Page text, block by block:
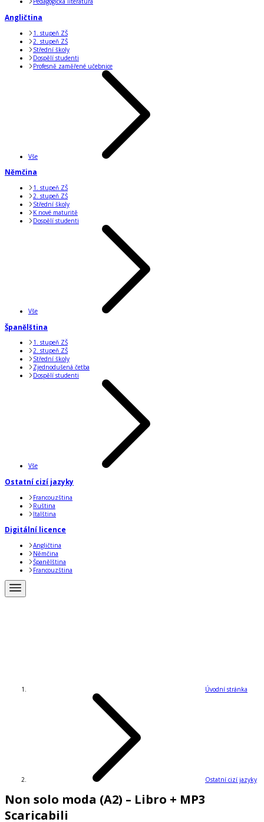
Angličtina
1. stupeň ZŠ
2. stupeň ZŠ
Střední školy
Dospělí studenti
Profesně zaměřené učebnice
Vše
Němčina
1. stupeň ZŠ
2. stupeň ZŠ
Střední školy
K nové maturitě
Dospělí studenti
Vše
Španělština
1. stupeň ZŠ
2. stupeň ZŠ
Střední školy
Zjednodušená četba
Dospělí studenti
Vše
Ostatní cizí jazyky
Francouzština
Ruština
Italština
Digitální licence
Angličtina
Němčina
Španělština
Francouzština
Úvodní stránka
Ostatní cizí jazyky
Non solo moda (A2) – Libro + MP3
Scaricabili